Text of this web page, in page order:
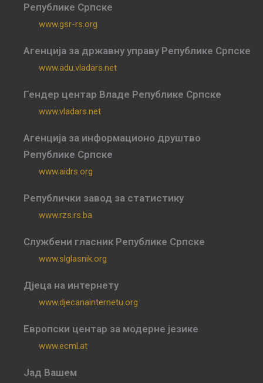
Републике Српске
www.gsr-rs.org
Агенција за државну управу Републике Српске
www.adu.vladars.net
Гендер центар Владе Републике Српске
www.vladars.net
Агенција за информационо друштво
Републике Српске
www.aidrs.org
Републички завод за статистику
www.rzs.rs.ba
Службени гласник Републике Српске
www.slglasnik.org
Дјеца на интернету
www.djecanainternetu.org
Европски центар за модерне језике
www.ecml.at
Јад Вашем